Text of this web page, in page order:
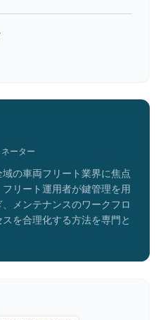
ーター
の車両フリート業界に焦点
リート運用者が鍵管理を用
メンテナンスのワークフロ
を合理化する方法を専門と